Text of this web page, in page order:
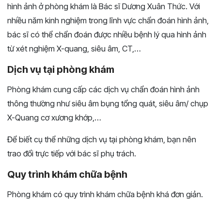
hình ảnh ở phòng khám là Bác sĩ Dương Xuân Thức. Với
nhiều năm kinh nghiệm trong lĩnh vực chẩn đoán hình ảnh,
bác sĩ có thể chẩn đoán được nhiều bệnh lý qua hình ảnh
từ xét nghiệm X-quang, siêu âm, CT,…
Dịch vụ tại phòng khám
Phòng khám cung cấp các dịch vụ chẩn đoán hình ảnh
thông thường như siêu âm bụng tổng quát, siêu âm/ chụp
X-Quang cơ xương khớp,…
Để biết cụ thể những dịch vụ tại phòng khám, bạn nên
trao đổi trực tiếp với bác sĩ phụ trách.
Quy trình khám chữa bệnh
Phòng khám có quy trình khám chữa bệnh khá đơn giản.